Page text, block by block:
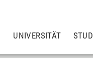
UNIVERSITÄT